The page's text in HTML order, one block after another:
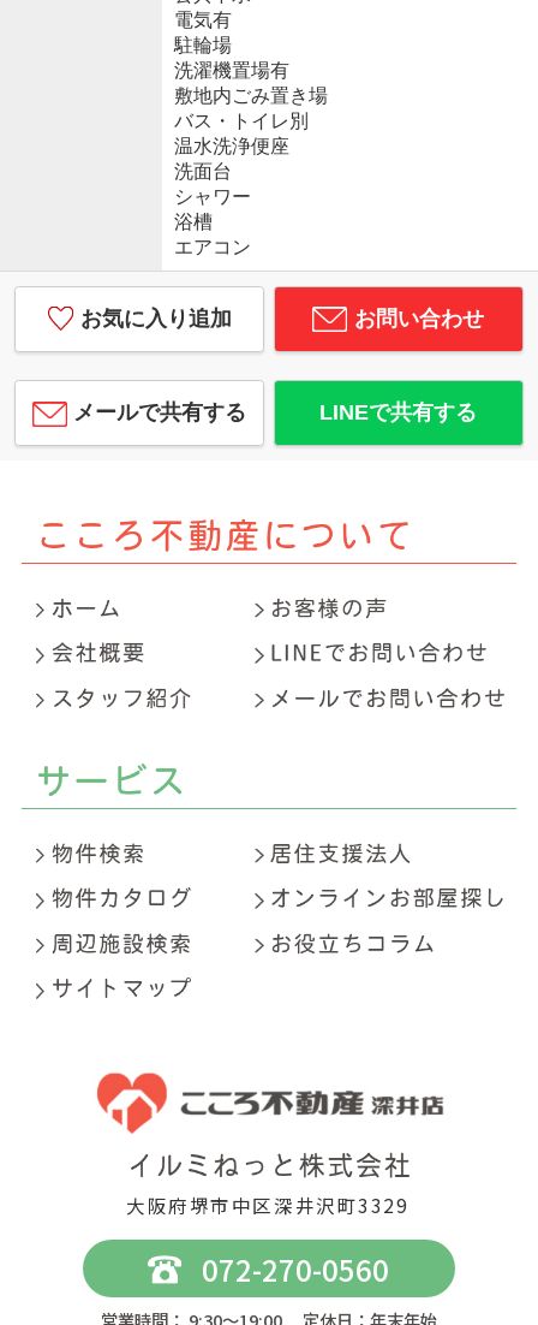
電気有
駐輪場
洗濯機置場有
敷地内ごみ置き場
バス・トイレ別
温水洗浄便座
洗面台
シャワー
浴槽
エアコン
お気に入り追加 お問い合わせ
メールで共有する LINEで共有する
大阪府堺市中区深井沢町3329
072-270-0560
営業時間： 9:30～19:00 定休日：年末年始